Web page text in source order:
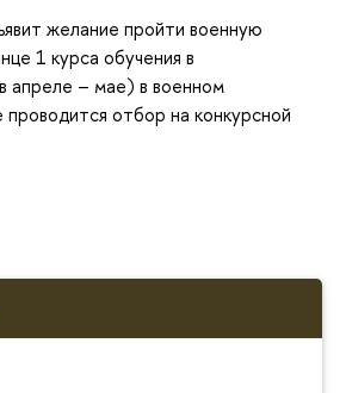
желание пройти военную
1 курса обучения в
апреле – мае) в военном
отбор на конкурсной